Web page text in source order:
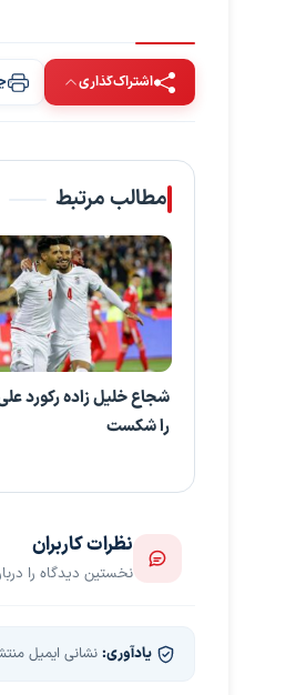
اشتراک‌گذاری
مطالب مرتبط
شجاع خلیل زاده رکورد
را شکست
نظرات کاربران
نخستین دیدگاه را
یادآوری: نشانی ایمیل